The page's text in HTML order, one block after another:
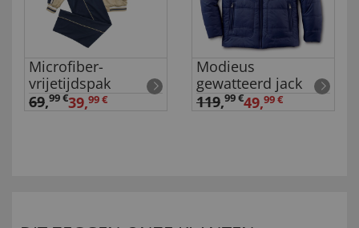
Microfiber-
vrijetijdspak
69,99 €39,99 €
Modieus
gewatteerd jack
119,99 €49,99 €